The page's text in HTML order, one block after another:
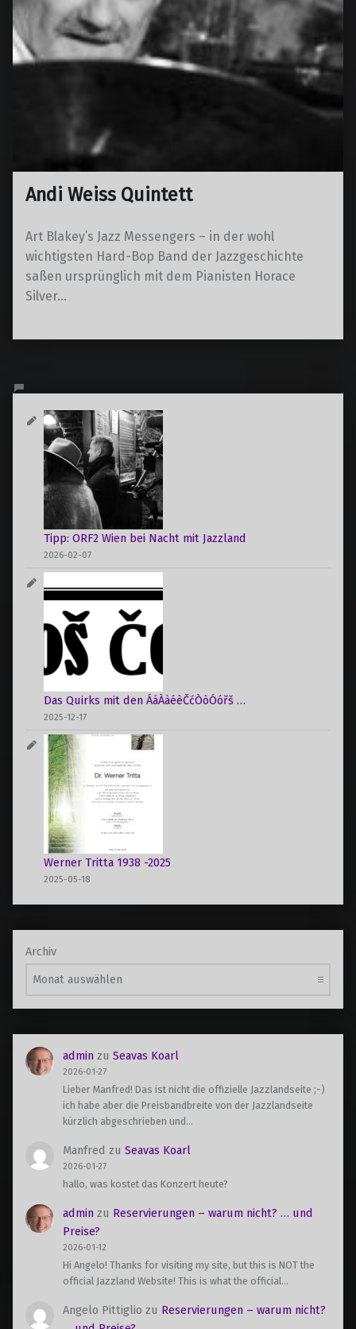
Andi Weiss Quintett
Art Blakey’s Jazz Messengers – in der wohl
wichtigsten Hard-Bop Band der Jazzgeschichte
saßen ursprünglich mit dem Pianisten Horace
Silver…
Tipp: ORF2 Wien bei Nacht mit Jazzland
2026-02-07
Das Quirks mit den ÁáÀàéèČćÒòÓóřš …
2025-12-17
Werner Tritta 1938 -2025
2025-05-18
Archiv
admin zuSeavas Koarl
2026-01-27
Lieber Manfred! Das ist nicht die offizielle Jazzlandseite ;-)
ich habe aber die Preisbandbreite von der Jazzlandseite
kürzlich abgeschrieben und…
Manfred zuSeavas Koarl
2026-01-27
hallo, was kostet das Konzert heute?
admin zu Reservierungen – warum nicht? … und
Preise?
2026-01-12
Hi Angelo! Thanks for visiting my site, but this is NOT the
official Jazzland Website! This is what the official…
Angelo Pittiglio zu Reservierungen – warum nicht?